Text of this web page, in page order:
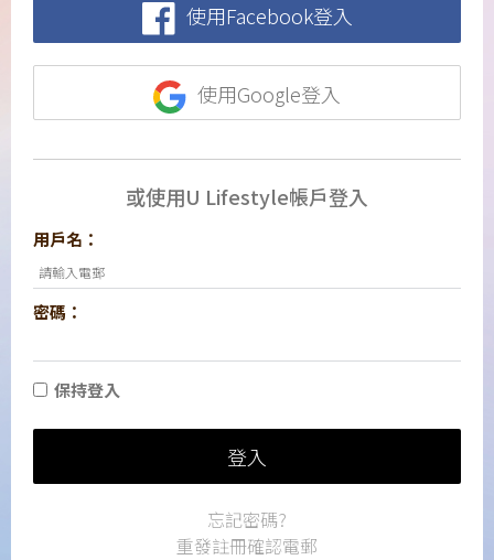
使用Facebook登入
使用Google登入
或使用U Lifestyle帳戶登入
用戶名：
密碼：
保持登入
登入
忘記密碼?
重發註冊確認電郵